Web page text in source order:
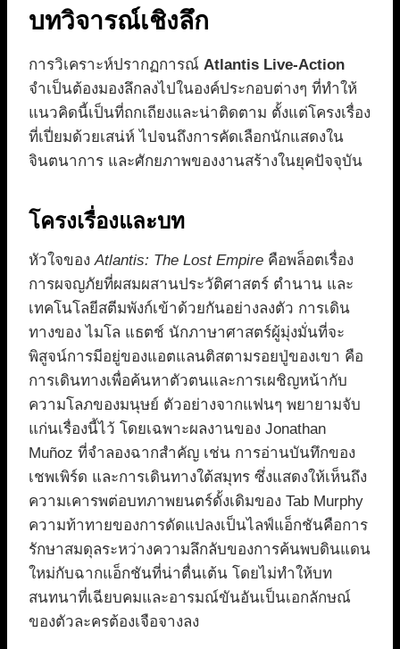
บทวิจารณ์เชิงลึก
การวิเคราะห์ปรากฏการณ์ Atlantis Live-Action
จำเป็นต้องมองลึกลงไปในองค์ประกอบต่างๆ ที่ทำให้
แนวคิดนี้เป็นที่ถกเถียงและน่าติดตาม ตั้งแต่โครงเรื่อง
ที่เปี่ยมด้วยเสน่ห์ ไปจนถึงการคัดเลือกนักแสดงใน
จินตนาการ และศักยภาพของงานสร้างในยุคปัจจุบัน
โครงเรื่องและบท
หัวใจของAtlantis: The Lost Empire คือพล็อตเรื่อง
การผจญภัยที่ผสมผสานประวัติศาสตร์ ตำนาน และ
เทคโนโลยีสตีมพังก์เข้าด้วยกันอย่างลงตัว การเดิน
ทางของ ไมโล แธตช์ นักภาษาศาสตร์ผู้มุ่งมั่นที่จะ
พิสูจน์การมีอยู่ของแอตแลนติสตามรอยปู่ของเขา คือ
การเดินทางเพื่อค้นหาตัวตนและการเผชิญหน้ากับ
ความโลภของมนุษย์ ตัวอย่างจากแฟนๆ พยายามจับ
แก่นเรื่องนี้ไว้ โดยเฉพาะผลงานของ Jonathan
Muñoz ที่จำลองฉากสำคัญ เช่น การอ่านบันทึกของ
เชพเพิร์ด และการเดินทางใต้สมุทร ซึ่งแสดงให้เห็นถึง
ความเคารพต่อบทภาพยนตร์ดั้งเดิมของ Tab Murphy
ความท้าทายของการดัดแปลงเป็นไลฟ์แอ็กชันคือการ
รักษาสมดุลระหว่างความลึกลับของการค้นพบดินแดน
ใหม่กับฉากแอ็กชันที่น่าตื่นเต้น โดยไม่ทำให้บท
สนทนาที่เฉียบคมและอารมณ์ขันอันเป็นเอกลักษณ์
ของตัวละครต้องเจือจางลง